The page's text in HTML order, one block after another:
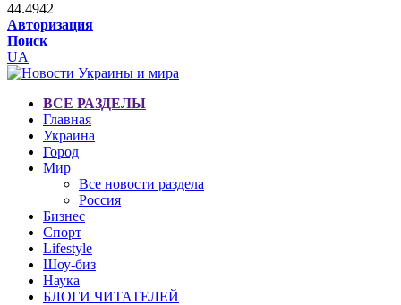
44.4942
Авторизация
Поиск
UA
ВСЕ РАЗДЕЛЫ
Главная
Украина
Город
Мир
Все новости раздела
Россия
Бизнес
Спорт
Lifestyle
Шоу-биз
Наука
БЛОГИ ЧИТАТЕЛЕЙ